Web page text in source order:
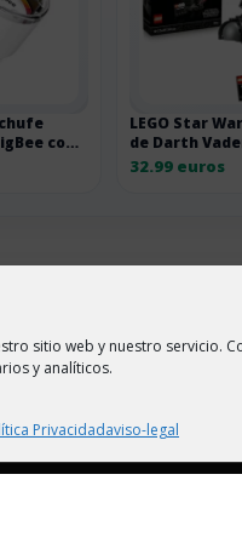
sitio web y nuestro servicio.
y analíticos.
Privacidadaviso-legal
con
LEGO Star
de Darth
adultos
32.99 euros